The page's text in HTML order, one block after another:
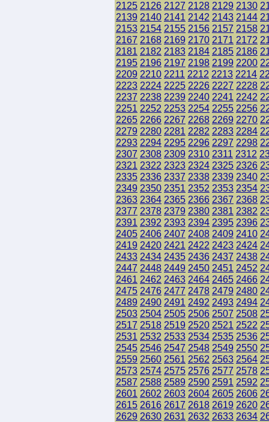
2125 2126 2127 2128 2129 2130
2139 2140 2141 2142 2143 2144
2153 2154 2155 2156 2157 2158
2167 2168 2169 2170 2171 2172
2181 2182 2183 2184 2185 2186
2195 2196 2197 2198 2199 2200
2209 2210 2211 2212 2213 2214
2223 2224 2225 2226 2227 2228
2237 2238 2239 2240 2241 2242
2251 2252 2253 2254 2255 2256
2265 2266 2267 2268 2269 2270
2279 2280 2281 2282 2283 2284
2293 2294 2295 2296 2297 2298
2307 2308 2309 2310 2311 2312
2321 2322 2323 2324 2325 2326
2335 2336 2337 2338 2339 2340
2349 2350 2351 2352 2353 2354
2363 2364 2365 2366 2367 2368
2377 2378 2379 2380 2381 2382
2391 2392 2393 2394 2395 2396
2405 2406 2407 2408 2409 2410
2419 2420 2421 2422 2423 2424
2433 2434 2435 2436 2437 2438
2447 2448 2449 2450 2451 2452
2461 2462 2463 2464 2465 2466
2475 2476 2477 2478 2479 2480
2489 2490 2491 2492 2493 2494
2503 2504 2505 2506 2507 2508
2517 2518 2519 2520 2521 2522
2531 2532 2533 2534 2535 2536
2545 2546 2547 2548 2549 2550
2559 2560 2561 2562 2563 2564
2573 2574 2575 2576 2577 2578
2587 2588 2589 2590 2591 2592
2601 2602 2603 2604 2605 2606
2615 2616 2617 2618 2619 2620
2629 2630 2631 2632 2633 2634